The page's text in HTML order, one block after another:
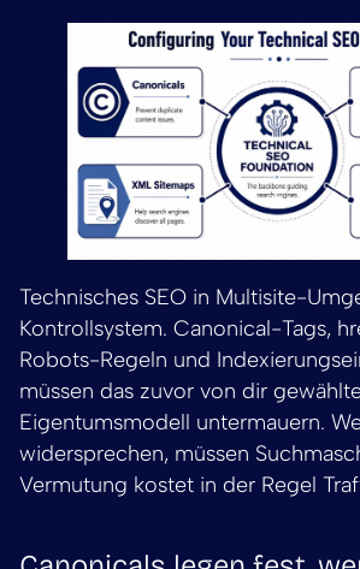
Technisches SEO in Multisite-
Kontrollsystem. Canonical-Tags,
Robots-Regeln und
müssen das zuvor von dir
Eigentumsmodell untermauern.
widersprechen, müssen
Vermutung kostet in der Regel